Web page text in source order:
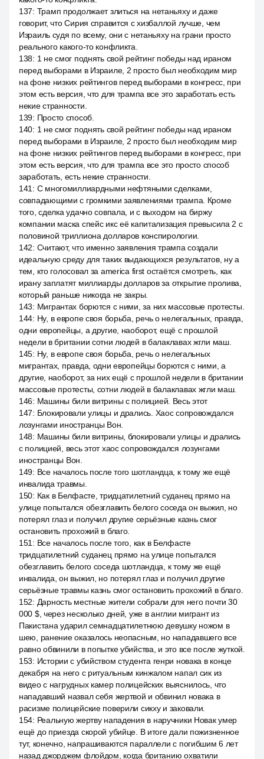
137: Трамп продолжает злиться на нетаньяху и даже
говорит, что Сирия справится с хизбаллой лучше, чем
Израиль судя по всему, они с нетаньяху на грани просто
реального какого-то конфликта.
138: 1 не смог поднять свой рейтинг победы над ираном
перед выборами в Израиле, 2 просто был необходим мир
на фоне низких рейтингов перед выборами в конгресс, при
этом есть версия, что для трампа все это заработать есть
некие странности.
139: Просто способ.
140: 1 не смог поднять свой рейтинг победы над ираном
перед выборами в Израиле, 2 просто был необходим мир
на фоне низких рейтингов перед выборами в конгресс, при
этом есть версия, что для трампа все это просто способ
заработать, есть некие странности.
141 : С многомиллиардными нефтяными сделками,
совпадающими с громкими заявлениями трампа. Кроме
того, сделка удачно совпала, и с выходом на биржу
компании маска спейс икс её капитализация превысила 2 с
половиной триллиона долларов конспирологии.
142: Считают, что именно заявления трампа создали
идеальную среду для таких выдающихся результатов, ну а
тем, кто голосовал за america first остаётся смотреть, как
ирану заплатят миллиарды долларов за открытие пролива,
который раньше никогда не закры.
143: Мигрантах борются с ними, за них массовые протесты.
144: Ну, в европе своя борьба, речь о нелегальных, правда,
одни европейцы, а другие, наоборот, ещё с прошлой
недели в британии сотни людей в балаклавах жгли маш.
145: Ну, в европе своя борьба, речь о нелегальных
мигрантах, правда, одни европейцы борются с ними, а
другие, наоборот, за них ещё с прошлой недели в британии
массовые протесты, сотни людей в балаклавах жгли маш.
146: Машины били витрины с полицией. Весь этот
147: Блокировали улицы и дрались. Хаос сопровождался
лозунгами иностранцы Вон.
148: Машины били витрины, блокировали улицы и дрались
с полицией, весь этот хаос сопровождался лозунгами
иностранцы Вон.
149: Все началось после того шотландца, к тому же ещё
инвалида травмы.
150: Как в Белфасте, тридцатилетний суданец прямо на
улице попытался обезглавить белого соседа он выжил, но
потерял глаз и получил другие серьёзные казнь смог
остановить прохожий в благо.
151 : Все началось после того, как в Белфасте
тридцатилетний суданец прямо на улице попытался
обезглавить белого соседа шотландца, к тому же ещё
инвалида, он выжил, но потерял глаз и получил другие
серьёзные травмы казнь смог остановить прохожий в благо.
152: Дарность местные жители собрали для него почти 30
000 $, через несколько дней, уже в англии мигрант из
Пакистана ударил семнадцатилетнюю девушку ножом в
шею, ранение оказалось неопасным, но нападавшего все
равно обвинили в попытке убийства, и это все после жуткой.
153: Истории с убийством студента генри новака в конце
декабря на него с ритуальным кинжалом напал сик из
видео с нагрудных камер полицейских выяснилось, что
нападавший назвал себя жертвой и обвинил новака в
расизме полицейские поверили сикху и заковали.
154: Реальную жертву нападения в наручники Новак умер
ещё до приезда скорой убийце. В итоге дали пожизненное
тут, конечно, напрашиваются параллели с погибшим 6 лет
назад джорджем флойдом, когда британию охватили